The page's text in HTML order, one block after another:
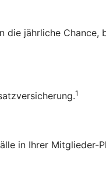
die jährliche Chance,
1
in Ihrer Mitglieder-